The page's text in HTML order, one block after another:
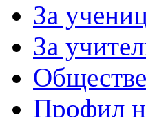
За
За
Профил